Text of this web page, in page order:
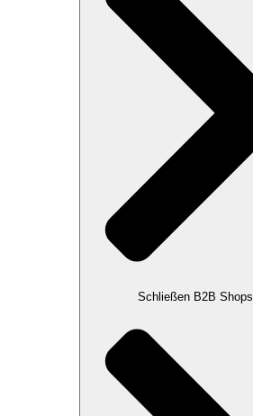
Schließen B2B Shops